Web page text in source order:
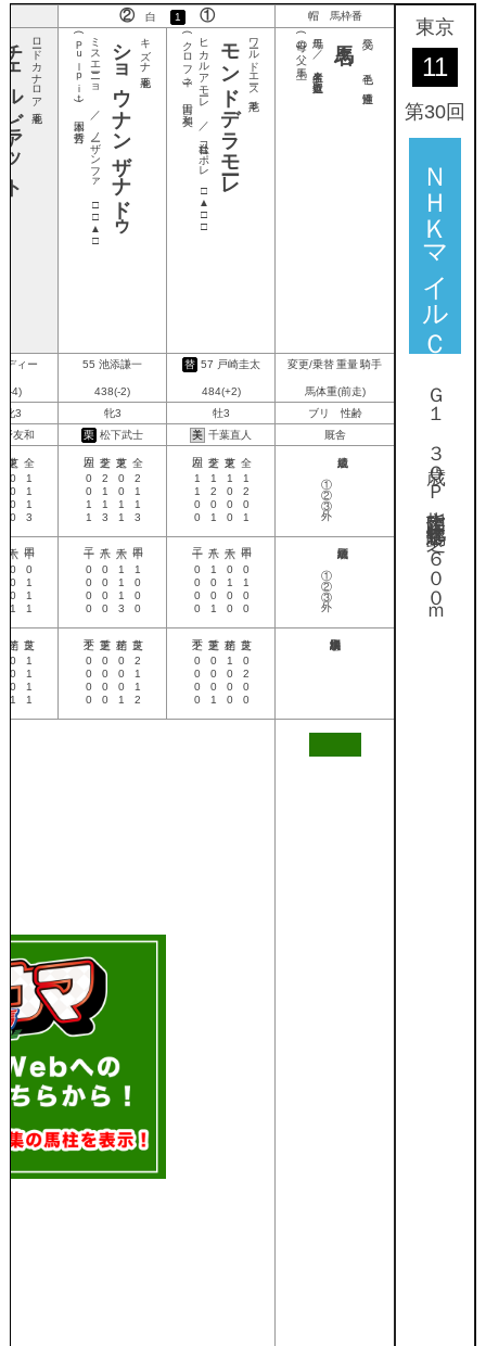
②白 1 ① 帽 馬枠番
東京
11
第30回
ＮＨＫマイルＣ
Ｇ１ ３歳ＯＰ 指定 国際 牡・牝 馬齢 芝・１６００ｍ
ロードカナロア
○
チェルビアット キズナ
○
ショウナンザナドゥ
ミスエーニョ ／ ノーザンファ
□□▲□
(Ｐｕｌｐｉｔ) ワールドエース
○
モンドデラモーレ
ヒカルアモーレ ／ 社台コーポレ
□▲□□
(クロフネ) 父馬
母馬 ／ 生産者名
(母の父)
ディー
4)
55 池添謙一
438(-2)
替 57 戸崎圭太
484(+2)
変更/乗替 重量 騎手
馬体重(前走)
牝3
牝3 牡3
ブリ 性齢
友和
栗 松下武士 美 千葉直人 厩舎
1
1
1
3
0
0
0
0
2
1
1
3
0
0
1
1
2
1
1
3
0
0
1
1
1
2
0
1
1
0
0
0
1
2
0
1
1
1
0
0
①②③外
0
1
1
1
0
0
0
1
1
0
0
0
1
1
1
3
0
0
0
0
0
0
0
0
0
1
0
0
0
1
0
0
1
0
0
1
0
0
0
0
①②③外
1
1
1
1
0
0
0
1
2
1
1
2
0
0
0
1
0
0
0
0
0
0
0
0
0
2
0
0
1
0
0
0
0
0
0
1
0
0
0
0